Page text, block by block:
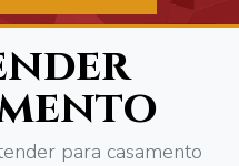
para casamento